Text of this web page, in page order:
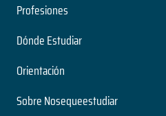
Profesiones
Dónde Estudiar
Orientación
Sobre Nosequeestudiar